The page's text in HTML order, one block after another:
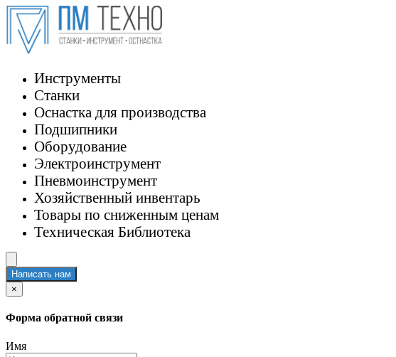
Инструменты
Станки
Оснастка для производства
Подшипники
Оборудование
Электроинструмент
Пневмоинструмент
Хозяйственный инвентарь
Товары по сниженным ценам
Техническая Библиотека
Написать нам
×
Форма обратной связи
Имя